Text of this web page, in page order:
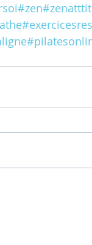
#zen